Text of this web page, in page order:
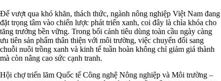
Để vượt qua khó khăn, thách thức, ngành nông nghiệp Việt Nam đang
đặt trọng tâm vào chiến lược phát triển xanh, coi đây là chìa khóa cho
tăng trưởng bền vững. Trong bối cảnh tiêu dùng toàn cầu ngày càng
ưu tiên sản phẩm thân thiện với môi trường, việc chuyển đổi sang
chuỗi nuôi trồng xanh và kinh tế tuần hoàn không chỉ giảm giá thành
mà còn nâng cao sức cạnh tranh.
Hội chợ triển lãm Quốc tế Công nghệ Nông nghiệp và Môi trường –